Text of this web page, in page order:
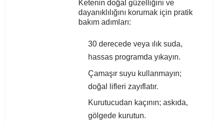
Ketenin doğal güzelliğini ve
dayanıklılığını korumak için pratik
bakım adımları:
30 derecede veya ılık suda,
hassas programda yıkayın.
Çamaşır suyu kullanmayın;
doğal lifleri zayıflatır.
Kurutucudan kaçının; askıda,
gölgede kurutun.